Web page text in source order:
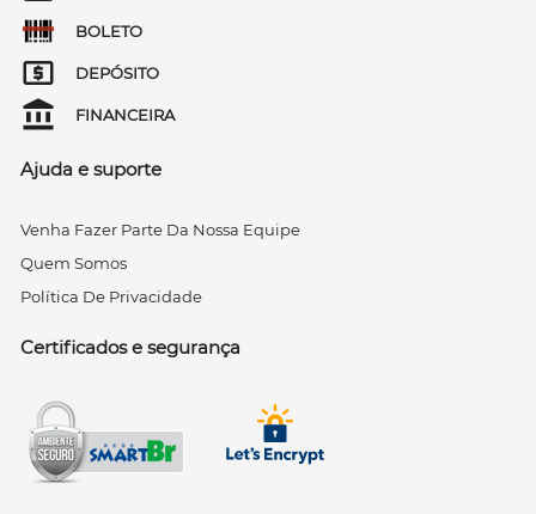
BOLETO
DEPÓSITO
FINANCEIRA
Ajuda e suporte
Venha Fazer Parte Da Nossa Equipe
Quem Somos
Política De Privacidade
Certificados e segurança